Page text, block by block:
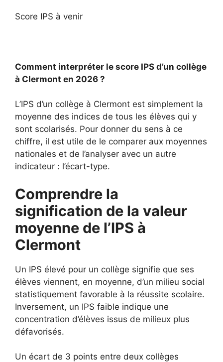
Score IPS à venir
Comment interpréter le score IPS d’un collège
à Clermont en 2026 ?
L’IPS d’un collège à Clermont est simplement la
moyenne des indices de tous les élèves qui y
sont scolarisés. Pour donner du sens à ce
chiffre, il est utile de le comparer aux moyennes
nationales et de l’analyser avec un autre
indicateur : l’écart-type.
Comprendre la
signification de la valeur
moyenne de l’IPS à
Clermont
Un IPS élevé pour un collège signifie que ses
élèves viennent, en moyenne, d’un milieu social
statistiquement favorable à la réussite scolaire.
Inversement, un IPS faible indique une
concentration d’élèves issus de milieux plus
défavorisés.
Un écart de 3 points entre deux collèges